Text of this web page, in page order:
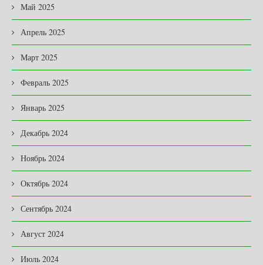
Май 2025
Апрель 2025
Март 2025
Февраль 2025
Январь 2025
Декабрь 2024
Ноябрь 2024
Октябрь 2024
Сентябрь 2024
Август 2024
Июль 2024